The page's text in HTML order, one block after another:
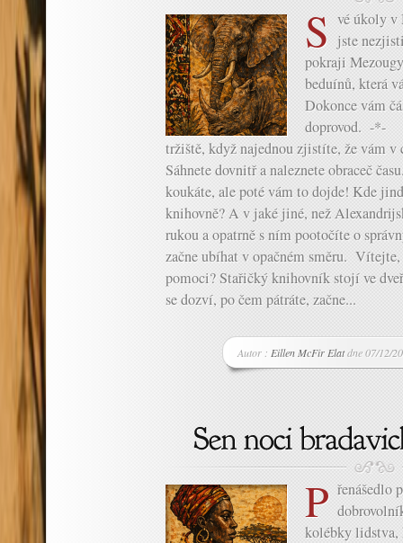
S vé úkoly v
jste
pokraji
beduínů, která
Dokonce vám
doprovod. -*-
tržiště, když najednou zjistíte, že vám
Sáhnete dovnitř a naleznete obraceč
koukáte, ale poté vám to dojde! Kde
knihovně? A v jaké jiné, než
rukou a opatrně s ním pootočíte o
začne ubíhat v opačném směru.
pomoci? Stařičký knihovník stojí ve
se dozví, po čem pátráte, začne...
Autor : Eillen McFir Elatdne 07/12/
P řenášedlo
kolébky